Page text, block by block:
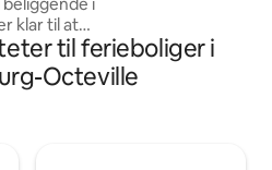
klar til at
to andre
med 2
massagedyser,
oplevelse af
til ferieboliger i
Octeville